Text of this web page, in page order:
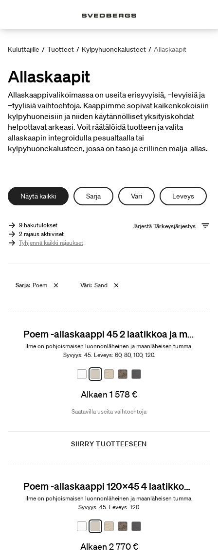
Kuluttajille / Tuotteet / Kylpyhuonekalusteet / Allaskaapit
Allaskaapit
Allaskaappivalikoimassa on useita erisyvyisiä, ‑levyisiä ja
‑tyylisiä vaihtoehtoja. Kaappimme sopivat kaikenkokoisiin
kylpyhuoneisiin ja niiden käytännölliset yksityiskohdat
helpottavat arkeasi. Voit räätälöidä tuotteen ja valita
allaskaapin integroidulla pesualtaalla tai
kylpyhuonekalusteen, jossa on taso ja erillinen malja-allas.
Näytä kaikki Sarja Väri Leveys
9 hakutulokset
2 rajaus aktiiviset
Tyhjennä kaikki rajaukset
JärjestäTärkeysjärjestys
Sarja: Poem Väri: Sand
Poem -allaskaappi 45 2 laatikkoa ja malja-allas
Ilme on pohjoismaisen luonnonläheinen ja maanläheisen tumma.
Syvyys: 45. Leveys: 60, 80, 100, 120.
Alkaen 1 578 €
Saatavilla useita vaihtoehtoja
SIIRRY TUOTTEESEEN
Poem -allaskaappi 120x45 4 laatikkoa ja malja-allas
Ilme on pohjoismaisen luonnonläheinen ja maanläheisen tumma.
Syvyys: 45. Leveys: 120.
Alkaen 2 770 €